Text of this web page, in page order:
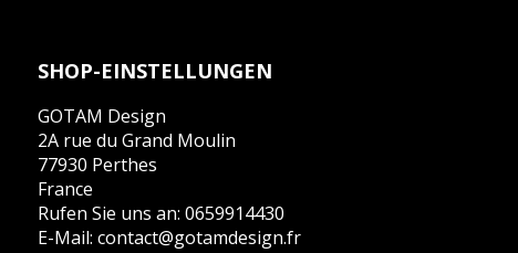
SHOP-EINSTELLUNGEN
GOTAM Design
2A rue du Grand Moulin
77930 Perthes
France
Rufen Sie uns an: 0659914430
E-Mail: contact@gotamdesign.fr